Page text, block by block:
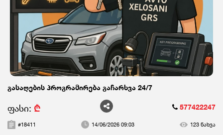
გასაღების პროგრამირება გაჩარხვა 24/7
ფასი: ₾ 577422247
#18411 14/06/2026 09:03 123 ნახვა